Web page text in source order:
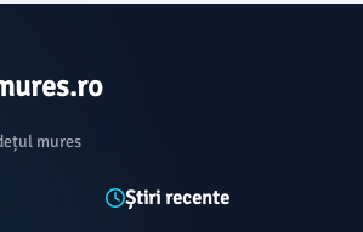
mures
Știri recente